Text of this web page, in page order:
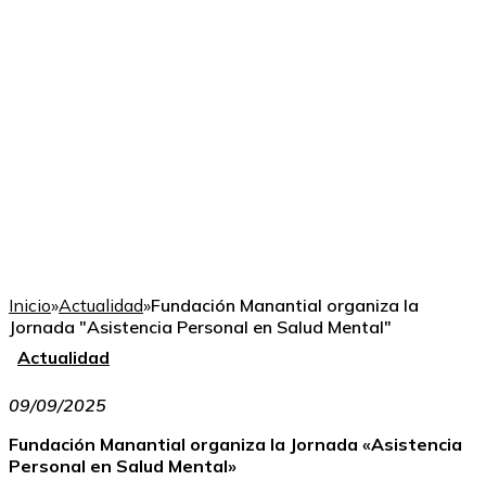
Inicio»Actualidad»Fundación Manantial organiza la
Jornada "Asistencia Personal en Salud Mental"
Actualidad
09/09/2025
Fundación Manantial organiza la Jornada «Asistencia
Personal en Salud Mental»